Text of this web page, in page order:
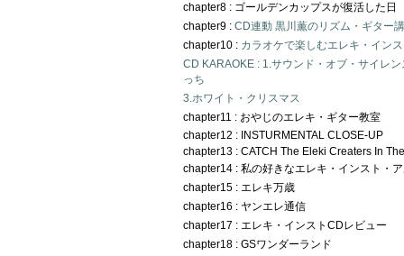
chapter8 : ゴールデンカップスが復活した日
chapter9 : CD連動 黒川薫のリズム・ギター
chapter10 : カラオケで楽しむエレキ・イン
CD KARAOKE : 1.サウンド・オブ・サイレ
っち
3.ホワイト・クリスマス
chapter11 : おやじのエレキ・ギター教室
chapter12 : INSTURMENTAL CLOSE-UP
chapter13 : CATCH The Eleki Creaters In
chapter14 : 私の好きなエレキ・インスト・
chapter15 : エレキ万歳
chapter16 : ヤンエレ通信
chapter17 : エレキ・インストCDレビュー
chapter18 : GSワンダーランド